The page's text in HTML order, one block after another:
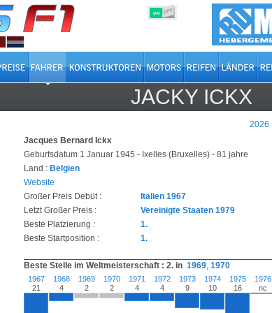
ON OFF
JACKY ICKX
2026
Jacques Bernard Ickx
Geburtsdatum 1 Januar 1945 - Ixelles (Bruxelles) - 81 jahre
Land : Belgien
Website
Großer Preis Debüt :
Italien 1967
Letzt Großer Preis :
Vereinigte Staaten 1979
Beste Platzierung :
1.
Beste Startposition :
1.
Beste Stelle im Weltmeisterschaft : 2. in 1969, 1970
1967
21
1968
4
1969
2
1970
2
1971
4
1972
4
1973
9
1974
10
1975
16
1976
nc